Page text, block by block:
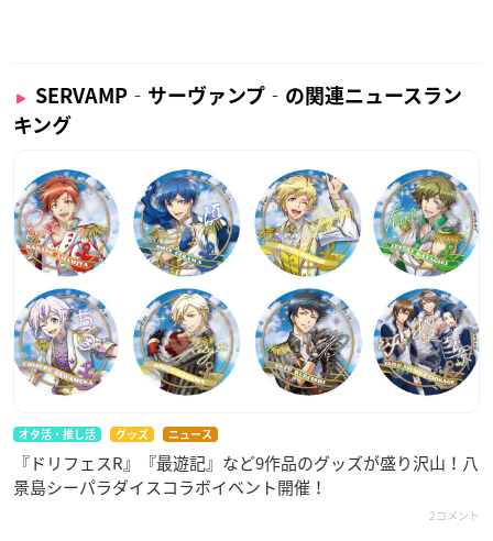
SERVAMP‐サーヴァンプ‐の関連ニュースラン
キング
オタ活・推し活 グッズ ニュース
『ドリフェスR』『最遊記』など9作品のグッズが盛り沢山！八
景島シーパラダイスコラボイベント開催！
2コメント